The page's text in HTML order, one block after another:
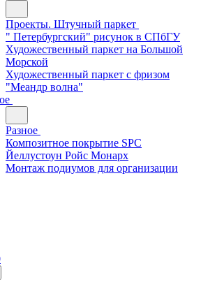
Проекты. Штучный паркет
" Петербургский" рисунок в СПбГУ
Художественный паркет на Большой
Морской
Художественный паркет с фризом
"Меандр волна"
Разное
Композитное покрытие SPC
Йеллустоун Ройс Монарх
Монтаж подиумов для организации